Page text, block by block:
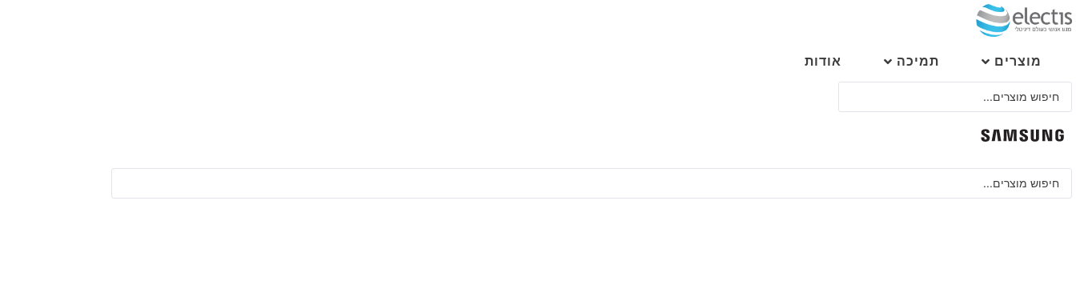
דלג
לתוכן
מוצרים תמיכה אודות
Search
Search